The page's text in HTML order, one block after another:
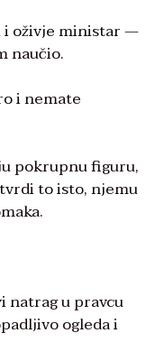
i oživje ministar —
naučio.
i nemate
pokrupnu figuru,
to isto, njemu
natrag u pravcu
ogleda i